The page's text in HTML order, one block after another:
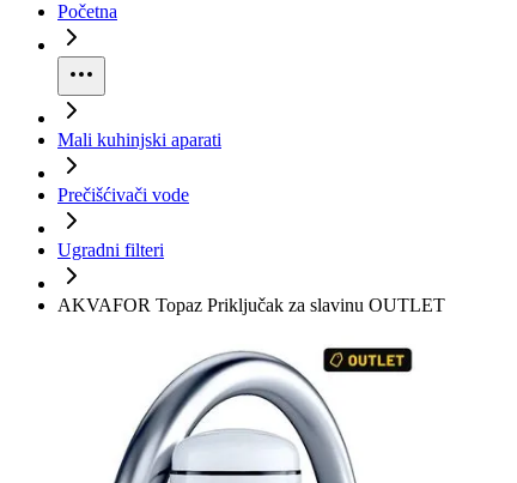
Početna
Mali kuhinjski aparati
Prečišćivači vode
Ugradni filteri
AKVAFOR Topaz Priključak za slavinu OUTLET